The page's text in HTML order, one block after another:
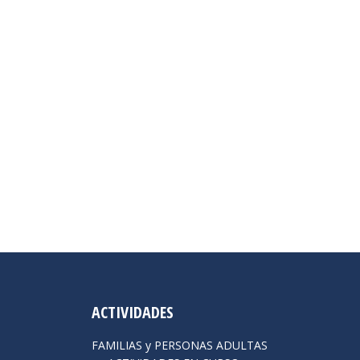
ACTIVIDADES
FAMILIAS y PERSONAS ADULTAS